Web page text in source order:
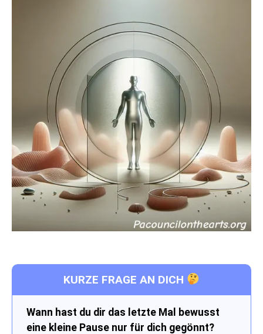
KURZE FRAGE AN DICH
Wann hast du dir das letzte Mal bewusst
eine kleine Pause nur für dich gegönnt?